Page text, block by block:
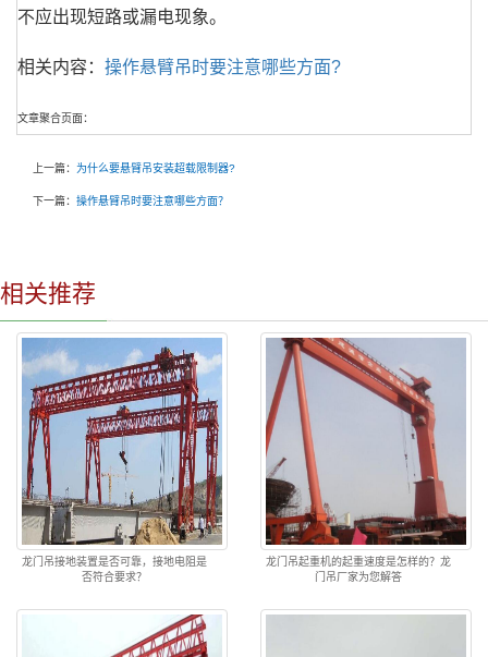
不应出现短路或漏电现象。
相关内容： 操作悬臂吊时要注意哪些方面?
文章聚合页面：
上一篇： 为什么要悬臂吊安装超载限制器?
下一篇： 操作悬臂吊时要注意哪些方面？
相关推荐
龙门吊接地装置是否可靠，接地电阻是
否符合要求？
龙门吊起重机的起重速度是怎样的？龙
门吊厂家为您解答